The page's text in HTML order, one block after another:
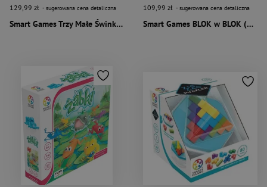
129,99 zł - sugerowana cena detaliczna
Smart Games Trzy Małe Świnki (PL) IUVI Games
109,99 zł - sugerowana cena detaliczna
Smart Games BLOK w BLOK (PL) IUVI Games